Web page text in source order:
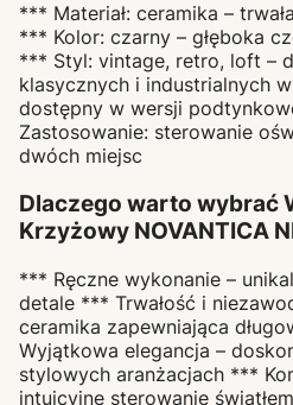
*** Materiał: ceramika –
*** Kolor: czarny – głęboka
*** Styl: vintage, retro, loft –
klasycznych i industrialnych
dostępny w wersji
Zastosowanie: sterowanie
dwóch miejsc
Dlaczego warto wybrać
Krzyżowy NOVANTICA
*** Ręczne wykonanie –
detale *** Trwałość i
ceramika zapewniająca
Wyjątkowa elegancja –
stylowych aranżacjach ***
intuicyjne sterowanie światłem